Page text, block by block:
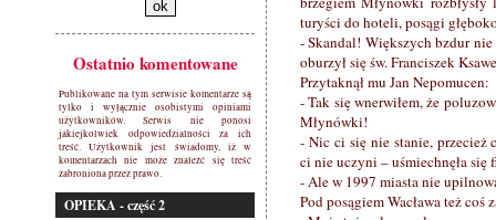
Ostatnio komentowane
Publikowane na tym serwisie komentarze są
tylko i wyłącznie osobistymi opiniami
użytkowników. Serwis nie ponosi
jakiejkolwiek odpowiedzialności za ich
treść. Użytkownik jest świadomy, iż w
komentarzach nie może znaleźć się treść
zabroniona przez prawo.
OPIEKA - część 2
turyści do hoteli, posągi
- Skandal! Większych bzdur nie
oburzył się św. Franciszek
Przytaknął mu Jan Nepomucen:
- Tak się wnerwiłem, że
Młynówki!
- Nic ci się nie stanie, przecież
ci nie uczyni – uśmiechnęła
- Ale w 1997 miasta nie
Pod posągiem Wacława też coś